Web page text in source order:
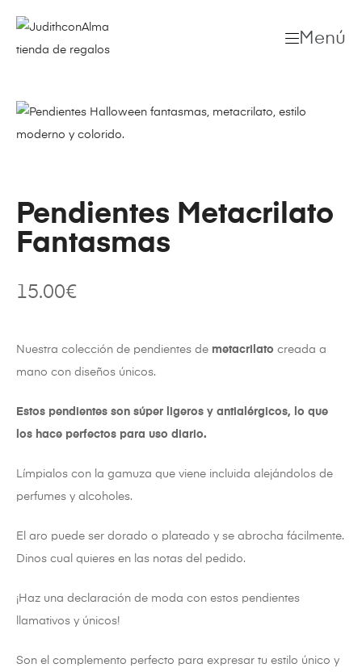
Menú
Pendientes Metacrilato
Fantasmas
15.00€
Nuestra colección de pendientes de metacrilato creada a
mano con diseños únicos.
Estos pendientes son súper ligeros y antialérgicos, lo que
los hace perfectos para uso diario.
Límpialos con la gamuza que viene incluida alejándolos de
perfumes y alcoholes.
El aro puede ser dorado o plateado y se abrocha fácilmente.
Dinos cual quieres en las notas del pedido.
¡Haz una declaración de moda con estos pendientes
llamativos y únicos!
Son el complemento perfecto para expresar tu estilo único y